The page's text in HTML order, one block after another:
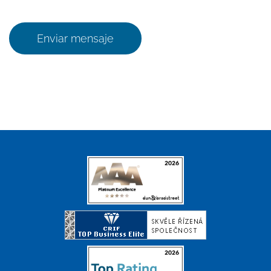
Enviar mensaje